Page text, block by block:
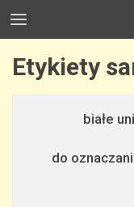
Etykiety
białe
do